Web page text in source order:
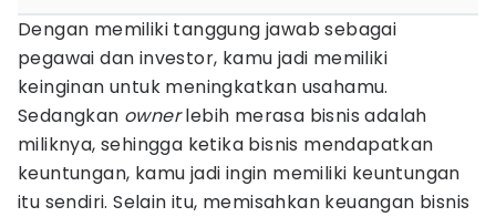
Dengan memiliki tanggung jawab sebagai
pegawai dan investor, kamu jadi memiliki
keinginan untuk meningkatkan usahamu.
Sedangkan ownerlebih merasa bisnis adalah
miliknya, sehingga ketika bisnis mendapatkan
keuntungan, kamu jadi ingin memiliki keuntungan
itu sendiri. Selain itu, memisahkan keuangan bisnis